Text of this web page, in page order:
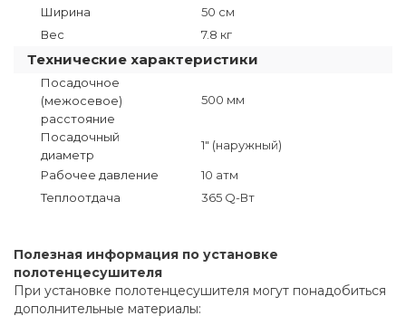
Ширина
50 см
Вес
7.8 кг
Технические характеристики
Посадочное
(межосевое)
расстояние
500 мм
Посадочный
диаметр
1" (наружный)
Рабочее давление
10 атм
Теплоотдача
365 Q-Вт
Полезная информация по установке
полотенцесушителя
При установке полотенцесушителя могут понадобиться
дополнительные материалы: